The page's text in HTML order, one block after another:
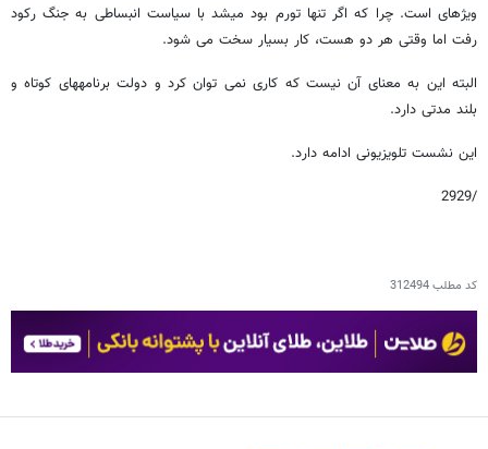
ویژه​ای است. چرا که اگر تنها تورم بود می​شد با سیاست انبساطی به جنگ رکود
رفت اما وقتی هر دو هست، کار بسیار سخت می شود.
البته این به معنای آن نیست که کاری نمی توان کرد و دولت برنامه​های کوتاه و
بلند مدتی دارد.
این نشست تلویزیونی ادامه دارد.
/2929
کد مطلب312494